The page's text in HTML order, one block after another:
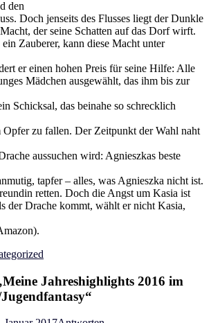
den
Doch jenseits des Flusses liegt der Dunkle
der seine Schatten auf das Dorf wirft.
Zauberer, kann diese Macht unter
er einen hohen Preis für seine Hilfe: Alle
Mädchen ausgewählt, das ihm bis zur
Schicksal, das beinahe so schrecklich
Opfer zu fallen. Der Zeitpunkt der Wahl naht
aussuchen wird: Agnieszkas beste
tapfer – alles, was Agnieszka nicht ist.
retten. Doch die Angst um Kasia ist
der Drache kommt, wählt er nicht Kasia,
Meine Jahreshighlights 2016 im
“